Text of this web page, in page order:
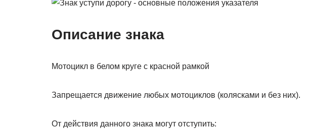
Описание знака
Мотоцикл в белом круге с красной рамкой
Запрещается движение любых мотоциклов (колясками и без них).
От действия данного знака могут отступить: